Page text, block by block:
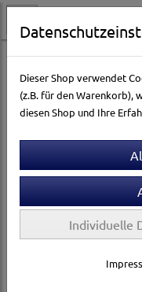
Hundewelt
Dieser Shop verwendet
(z.B. für den Warenkorb),
diesen Shop und Ihre
Individuelle